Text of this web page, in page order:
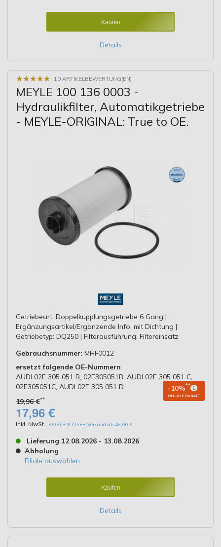
Kaufen
Details
★★★★★
★★★★★ 10 ARTIKELBEWERTUNG(EN)
MEYLE 100 136 0003 -
Hydraulikfilter, Automatikgetriebe
- MEYLE-ORIGINAL: True to OE.
Getriebeart: Doppelkupplungsgetriebe 6 Gang |
Ergänzungsartikel/Ergänzende Info: mit Dichtung |
Getriebetyp: DQ250 | Filterausführung: Filtereinsatz
Gebrauchsnummer: MHF0012
ersetzt folgende OE-Nummern
AUDI 02E 305 051 B, 02E305051B, AUDI 02E 305 051 C,
02E305051C, AUDI 02E 305 051 D
19,96 €**
-10%**
ONLINE RABATT
17,96 €
Inkl. MwSt. KOSTENLOSER Versand ab 49,00 €
Lieferung 12.08.2026 - 13.08.2026
Abholung
Filiale auswählen
Kaufen
Details